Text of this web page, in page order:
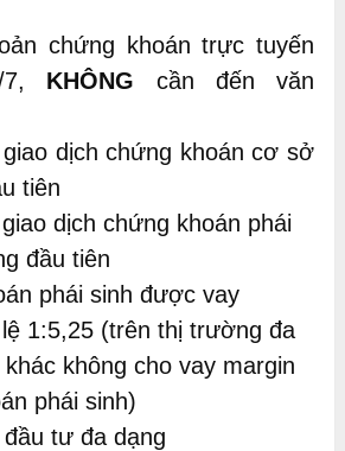
chứng khoán trực tuyến
7, KHÔNG cần đến văn
giao dịch chứng khoán cơ sở
tiên
giao dịch chứng khoán phái
đầu tiên
phái sinh được vay
1:5,25 (trên thị trường đa
không cho vay margin
phái sinh)
tư đa dạng